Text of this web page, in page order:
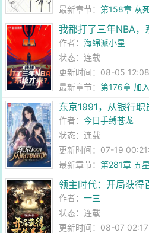
最新章节：第158章 灰
我都打了三年NBA，
作者：海绵派小星
状态：连载
更新时间：08-05
最新章节：第176章 加
队！大赢100分？【求
东京1991，从银行职
作者：今日手缚苍龙
状态：连载
更新时间：07-19
最新章节：第281章 五
度
领主时代：开局获得
作者：一三
状态：连载
更新时间：08-07